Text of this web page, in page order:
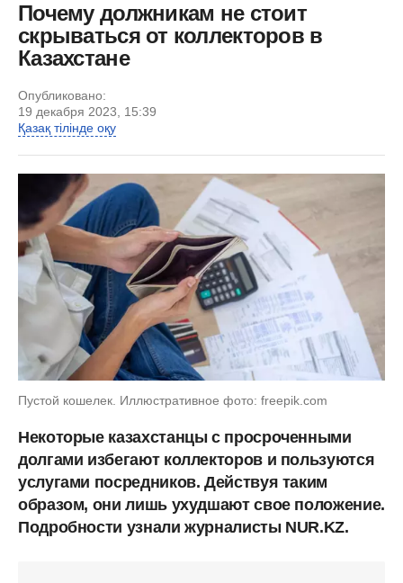
Почему должникам не стоит
скрываться от коллекторов в
Казахстане
Опубликовано:
19 декабря 2023, 15:39
Қазақ тілінде оқу
Пустой кошелек. Иллюстративное фото: freepik.com
Некоторые казахстанцы с просроченными
долгами избегают коллекторов и пользуются
услугами посредников. Действуя таким
образом, они лишь ухудшают свое положение.
Подробности узнали журналисты NUR.KZ.